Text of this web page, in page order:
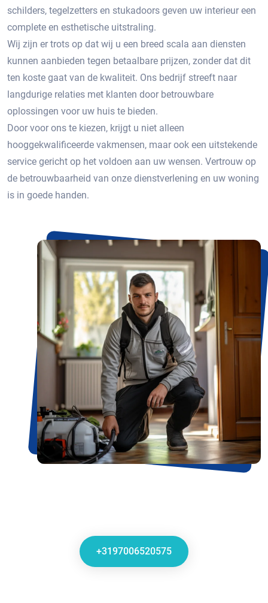
schilders, tegelzetters en stukadoors geven uw interieur een
complete en esthetische uitstraling.
Wij zijn er trots op dat wij u een breed scala aan diensten
kunnen aanbieden tegen betaalbare prijzen, zonder dat dit
ten koste gaat van de kwaliteit. Ons bedrijf streeft naar
langdurige relaties met klanten door betrouwbare
oplossingen voor uw huis te bieden.
Door voor ons te kiezen, krijgt u niet alleen
hooggekwalificeerde vakmensen, maar ook een uitstekende
service gericht op het voldoen aan uw wensen. Vertrouw op
de betrouwbaarheid van onze dienstverlening en uw woning
is in goede handen.
+3197006520575